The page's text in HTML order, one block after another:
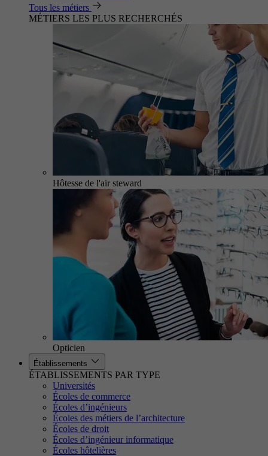
Tous les métiers
MÉTIERS LES PLUS RECHERCHÉS
Hôtesse de l'air steward
Opticien
Établissements
ÉTABLISSEMENTS PAR TYPE
Universités
Écoles de commerce
Écoles d’ingénieurs
Écoles des métiers de l’architecture
Écoles de droit
Écoles d’ingénieur informatique
Écoles hôtelières